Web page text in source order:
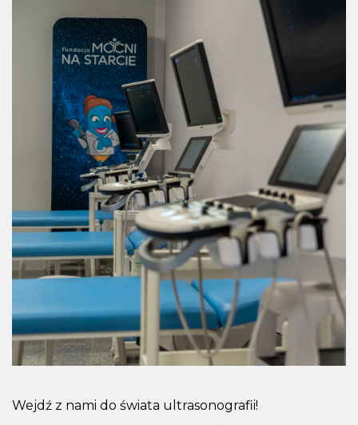
Wejdź z nami do świata ultrasonografii!